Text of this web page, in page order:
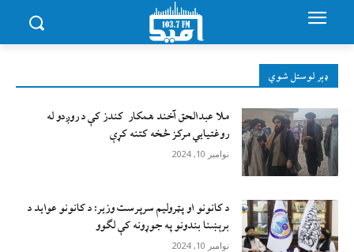
ډېر لوستل شوي
ملا عبدالحق آخند همکار کندز کې د روږدو له
روغتیایي مرکز څخه کتنه کړې
نوامبر 10, 2024
د کانونو او پټرولیم سرپرست وزیر: د کانونو عواید د
برېښنا بندونو په جوړونه کې لګوو
نوامبر 10, 2024